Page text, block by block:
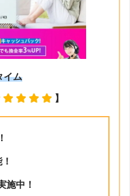
イム
】
施中！